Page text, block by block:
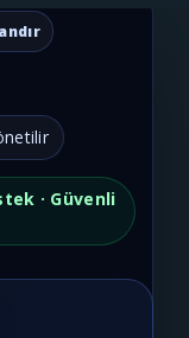
· Güvenli